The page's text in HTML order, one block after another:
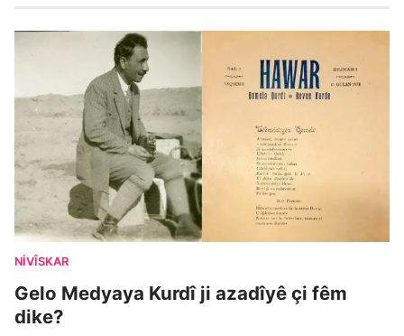
NIVÎSKAR
Gelo Medyaya Kurdî ji azadîyê çi fêm
dike?